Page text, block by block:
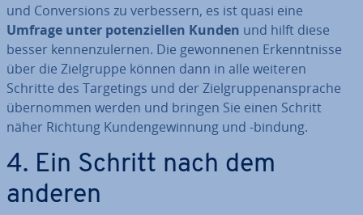
und Con­ver­si­ons zu ver­bes­sern, es ist quasi eine
Umfrage unter po­ten­zi­el­len Kunden und hilft diese
besser ken­nen­zu­ler­nen. Die ge­won­ne­nen Er­kennt­nis­se
über die Ziel­grup­pe können dann in alle weiteren
Schritte des Tar­ge­tings und der Ziel­grup­pen­an­spra­che
über­nom­men werden und bringen Sie einen Schritt
näher Richtung Kun­den­ge­win­nung und -bindung.
4. Ein Schritt nach dem
anderen